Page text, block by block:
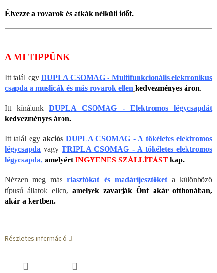
Élvezze a rovarok és atkák nélküli időt.
A MI TIPPÜNK
Itt talál egy DUPLA CSOMAG - Multifunkcionális elektronikus
csapda a muslicák és más rovarok ellen kedvezményes áron.
Itt kínálunkDUPLA CSOMAG - Elektromos légycsapdát
kedvezményes áron.
Itt talál egyakciós DUPLA CSOMAG - A tökéletes elektromos
légycsapda vagyTRIPLA CSOMAG - A tökéletes elektromos
légycsapda, amelyért INGYENES SZÁLLÍTÁST kap.
Nézzen meg másriasztókat és madárijesztőket a különböző
típusú állatok ellen, amelyek zavarják Önt akár otthonában,
akár a kertben.
Részletes információ